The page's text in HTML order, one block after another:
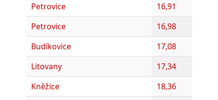
Petrovice
16,91
Petrovice
16,98
Budíkovice
17,08
Litovany
17,34
Kněžice
18,36